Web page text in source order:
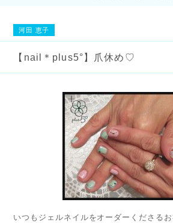
河田 恵子
【nail＊plus5°】爪休め♡
いつもジェルネイルをオーダーくださるお